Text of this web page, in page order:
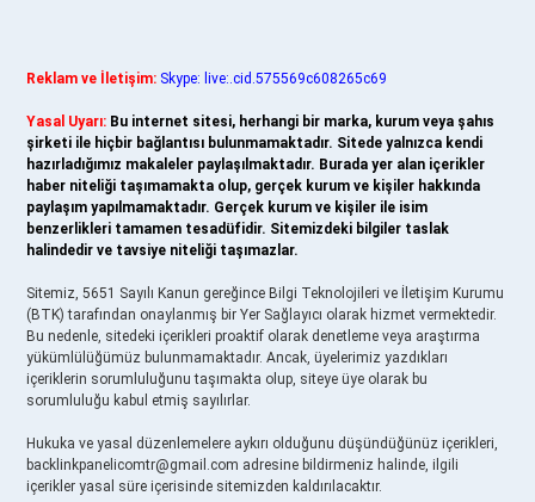
Reklam ve İletişim: Skype: live:.cid.575569c608265c69
Yasal Uyarı: Bu internet sitesi, herhangi bir marka, kurum veya şahıs
şirketi ile hiçbir bağlantısı bulunmamaktadır. Sitede yalnızca kendi
hazırladığımız makaleler paylaşılmaktadır. Burada yer alan içerikler
haber niteliği taşımamakta olup, gerçek kurum ve kişiler hakkında
paylaşım yapılmamaktadır. Gerçek kurum ve kişiler ile isim
benzerlikleri tamamen tesadüfidir. Sitemizdeki bilgiler taslak
halindedir ve tavsiye niteliği taşımazlar.
Sitemiz, 5651 Sayılı Kanun gereğince Bilgi Teknolojileri ve İletişim Kurumu
(BTK) tarafından onaylanmış bir Yer Sağlayıcı olarak hizmet vermektedir.
Bu nedenle, sitedeki içerikleri proaktif olarak denetleme veya araştırma
yükümlülüğümüz bulunmamaktadır. Ancak, üyelerimiz yazdıkları
içeriklerin sorumluluğunu taşımakta olup, siteye üye olarak bu
sorumluluğu kabul etmiş sayılırlar.
Hukuka ve yasal düzenlemelere aykırı olduğunu düşündüğünüz içerikleri,
backlinkpanelicomtr@gmail.com adresine bildirmeniz halinde, ilgili
içerikler yasal süre içerisinde sitemizden kaldırılacaktır.